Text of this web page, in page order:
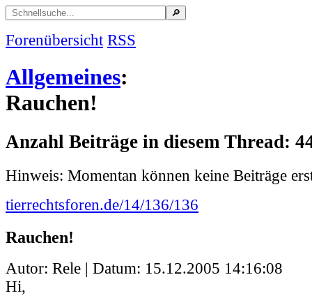
Forenübersicht RSS
Allgemeines:
Rauchen!
Anzahl Beiträge in diesem Thread:
Hinweis: Momentan können keine Beiträge
tierrechtsforen.de/14/136/136
Rauchen!
Autor: Rele | Datum: 15.12.2005 14:16:08
Hi,